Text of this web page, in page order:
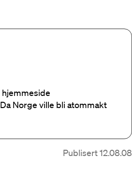
Norge ville bli atommakt
Publisert 12.08.08